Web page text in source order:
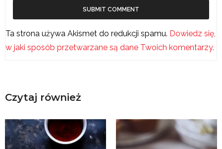
Ta strona używa Akismet do redukcji spamu. Dowiedz się,
w jaki sposób przetwarzane są dane Twoich komentarzy.
Czytaj również